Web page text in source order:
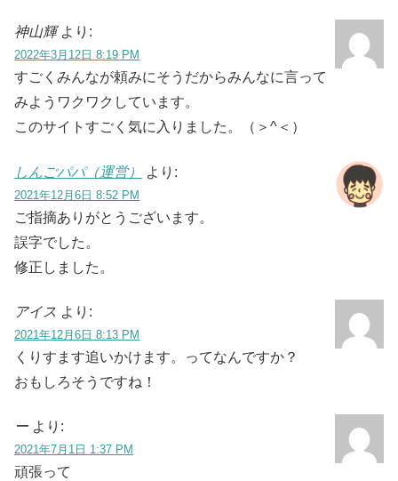
神山輝 より:
2022年3月12日 8:19 PM
すごくみんなが頼みにそうだからみんなに言って
みようワクワクしています。
このサイトすごく気に入りました。（＞^＜）
しんごパパ（運営） より:
2021年12月6日 8:52 PM
ご指摘ありがとうございます。
誤字でした。
修正しました。
アイス より:
2021年12月6日 8:13 PM
くりすます追いかけます。ってなんですか？
おもしろそうですね！
ー より:
2021年7月1日 1:37 PM
頑張って